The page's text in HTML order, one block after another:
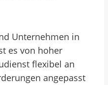
Unternehmen in
es von hoher
flexibel an
angepasst